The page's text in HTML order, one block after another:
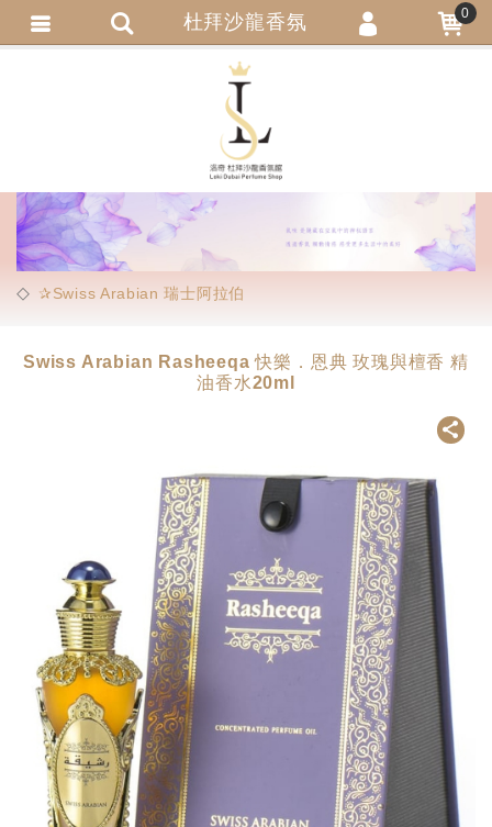
✰Swiss Arabian 瑞士阿拉伯
Swiss Arabian Rasheeqa 快樂．恩典 玫瑰與檀香 精
油香水20ml
杜拜沙龍香氛 0
會員登入
會員註冊
忘記密碼
訂單查詢
匯款通知
繁體中文